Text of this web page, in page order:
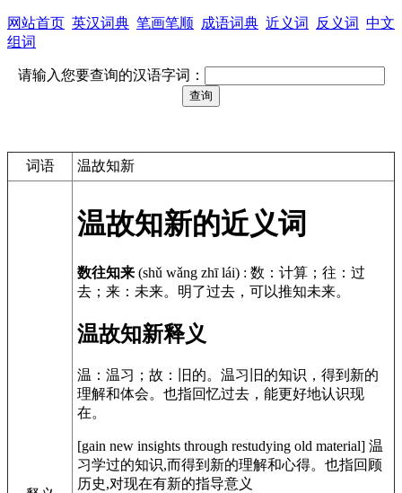
网站首页 英汉词典 笔画笔顺 成语词典 近义词 反义词 中文
组词
请输入您要查询的汉语字词：
词语 温故知新
温故知新的近义词
数往知来 (shǔ wǎng zhī lái) : 数：计算；往：过
去；来：未来。明了过去，可以推知未来。
温故知新释义
温：温习；故：旧的。温习旧的知识，得到新的
理解和体会。也指回忆过去，能更好地认识现
在。
[gain new insights through restudying old material] 温
习学过的知识,而得到新的理解和心得。也指回顾
历史,对现在有新的指导意义